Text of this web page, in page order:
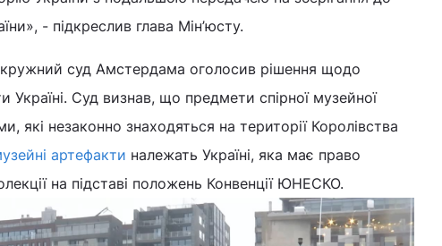
- підкреслив глава Мін’юсту.
суд Амстердама оголосив рішення щодо
Україні. Суд визнав, що предмети спірної музейної
які незаконно знаходяться на території Королівства
артефакти належать Україні, яка має право
на підставі положень Конвенції ЮНЕСКО.